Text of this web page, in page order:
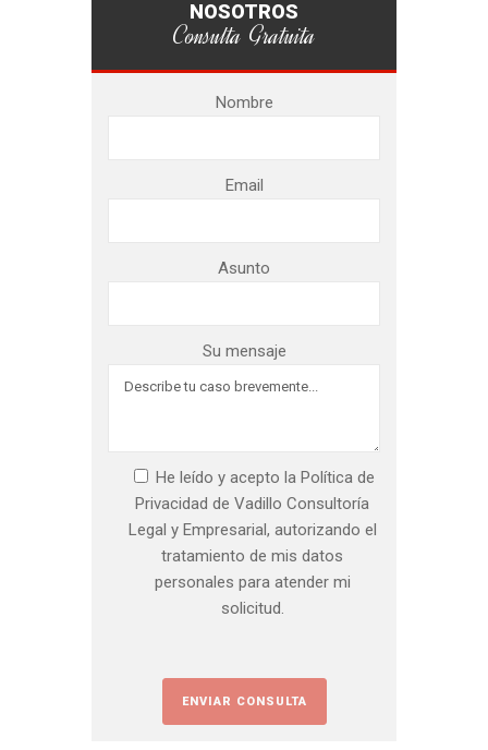
NOSOTROS
Consulta Gratuita
Nombre
Email
Asunto
Su mensaje
He leído y acepto la Política de
Privacidad de Vadillo Consultoría
Legal y Empresarial, autorizando el
tratamiento de mis datos
personales para atender mi
solicitud.